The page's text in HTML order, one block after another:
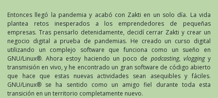
Entonces llegó la pandemia y acabó con Zakti en un solo día. La vida
plantea retos inesperados a los emprendedores de pequeñas
empresas. Tras pensarlo detenidamente, decidí cerrar Zakti y crear un
negocio digital a prueba de pandemias. He creado un curso digital
utilizando un complejo software que funciona como un sueño en
GNU/Linux®. Ahora estoy haciendo un poco de podcasting, vloggingy
transmisión en vivo, y he encontrado un gran software de código abierto
que hace que estas nuevas actividades sean asequibles y fáciles.
GNU/Linux® se ha sentido como un amigo fiel durante toda esta
transición en un territorio completamente nuevo.